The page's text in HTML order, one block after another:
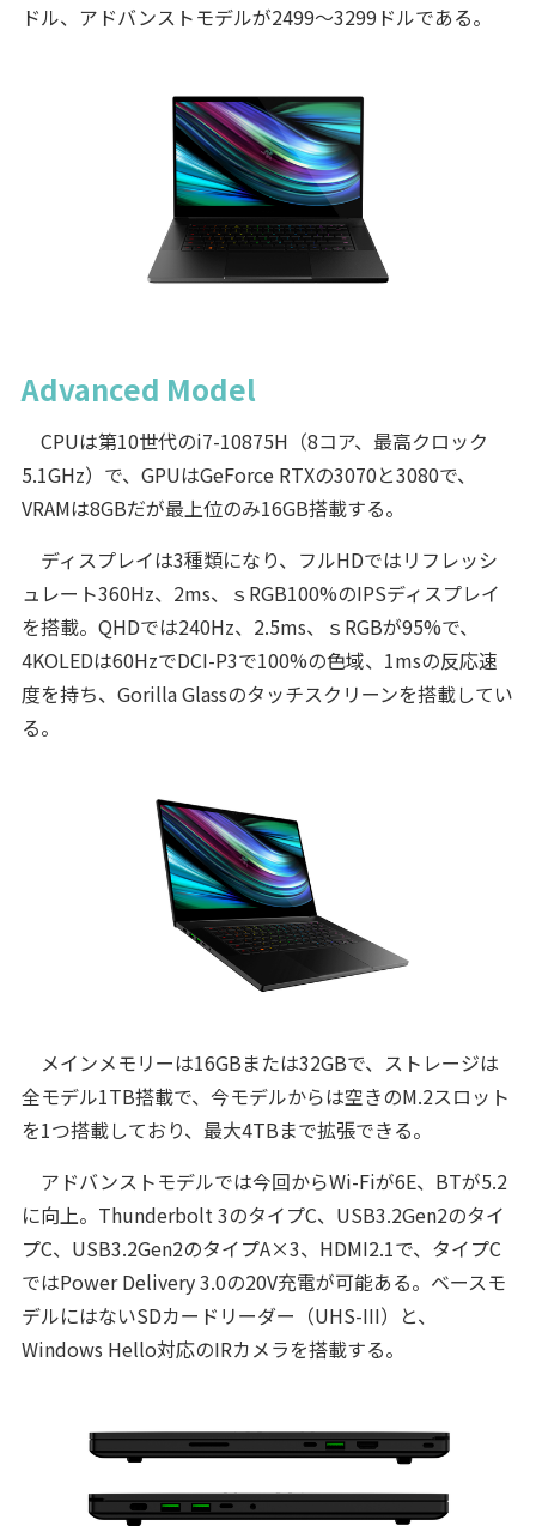
ドル、アドバンストモデルが2499～3299ドルである。
Advanced Model
CPUは第10世代のi7-10875H（8コア、最高クロック
5.1GHz）で、GPUはGeForce RTXの3070と3080で、
VRAMは8GBだが最上位のみ16GB搭載する。
ディスプレイは3種類になり、フルHDではリフレッシ
ュレート360Hz、2ms、ｓRGB100%のIPSディスプレイ
を搭載。QHDでは240Hz、2.5ms、ｓRGBが95%で、
4KOLEDは60HzでDCI-P3で100%の色域、1msの反応速
度を持ち、Gorilla Glassのタッチスクリーンを搭載してい
る。
メインメモリーは16GBまたは32GBで、ストレージは
全モデル1TB搭載で、今モデルからは空きのM.2スロット
を1つ搭載しており、最大4TBまで拡張できる。
アドバンストモデルでは今回からWi-Fiが6E、BTが5.2
に向上。Thunderbolt 3のタイプC、USB3.2Gen2のタイ
プC、USB3.2Gen2のタイプA×3、HDMI2.1で、タイプC
ではPower Delivery 3.0の20V充電が可能ある。ベースモ
デルにはないSDカードリーダー（UHS-III）と、
Windows Hello対応のIRカメラを搭載する。